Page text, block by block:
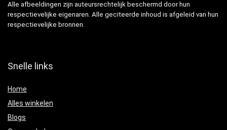
Alle afbeeldingen zijn auteursrechtelijk beschermd door hun
respectievelijke eigenaren. Alle geciteerde inhoud is afgeleid van hun
respectievelijke bronnen.
Snelle links
Home
Alles winkelen
Blogs